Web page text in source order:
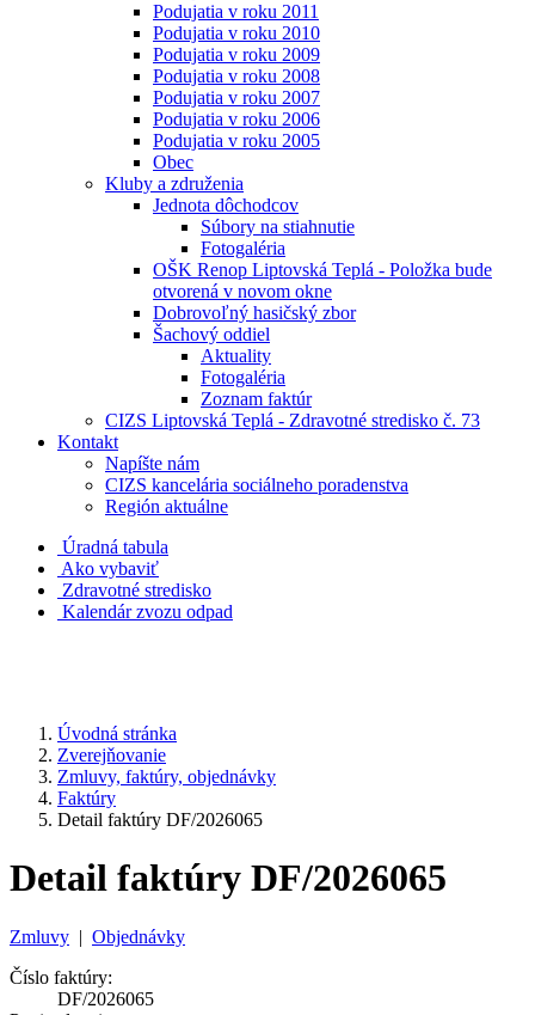
Podujatia v roku 2011
Podujatia v roku 2010
Podujatia v roku 2009
Podujatia v roku 2008
Podujatia v roku 2007
Podujatia v roku 2006
Podujatia v roku 2005
Obec
Kluby a združenia
Jednota dôchodcov
Súbory na stiahnutie
Fotogaléria
OŠK Renop Liptovská Teplá - Položka bude
otvorená v novom okne
Dobrovoľný hasičský zbor
Šachový oddiel
Aktuality
Fotogaléria
Zoznam faktúr
CIZS Liptovská Teplá - Zdravotné stredisko č. 73
Kontakt
Napíšte nám
CIZS kancelária sociálneho poradenstva
Región aktuálne
Úradná tabula
Ako vybaviť
Zdravotné stredisko
Kalendár zvozu odpad
Úvodná stránka
Zverejňovanie
Zmluvy, faktúry, objednávky
Faktúry
Detail faktúry DF/2026065
Detail faktúry DF/2026065
Zmluvy | Objednávky
Číslo faktúry:
DF/2026065